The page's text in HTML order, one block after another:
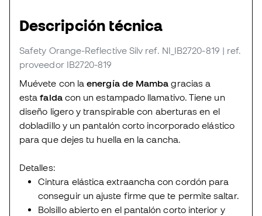
Descripción técnica
Safety Orange-Reflective Silv ref. NI_IB2720-819 | ref.
proveedor IB2720-819
Muévete con laenergía de Mamba gracias a
estafaldacon un estampado llamativo. Tiene un
diseño ligero y transpirable con aberturas en el
dobladillo y un pantalón corto incorporado elástico
para que dejes tu huella en la cancha.
Detalles:
Cintura elástica extraancha con cordón para
conseguir un ajuste firme que te permite saltar.
Bolsillo abierto en el pantalón corto interior y